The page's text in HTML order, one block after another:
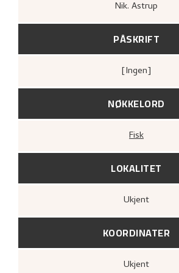
Nik. Astrup
PÅSKRIFT
[ingen]
NØKKELORD
Fisk
LOKALITET
Ukjent
KOORDINATER
Ukjent